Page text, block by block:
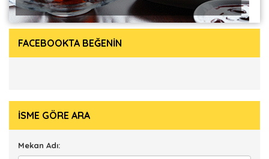
FACEBOOKTA BEĞENİN
İSME GÖRE ARA
Mekan Adı: